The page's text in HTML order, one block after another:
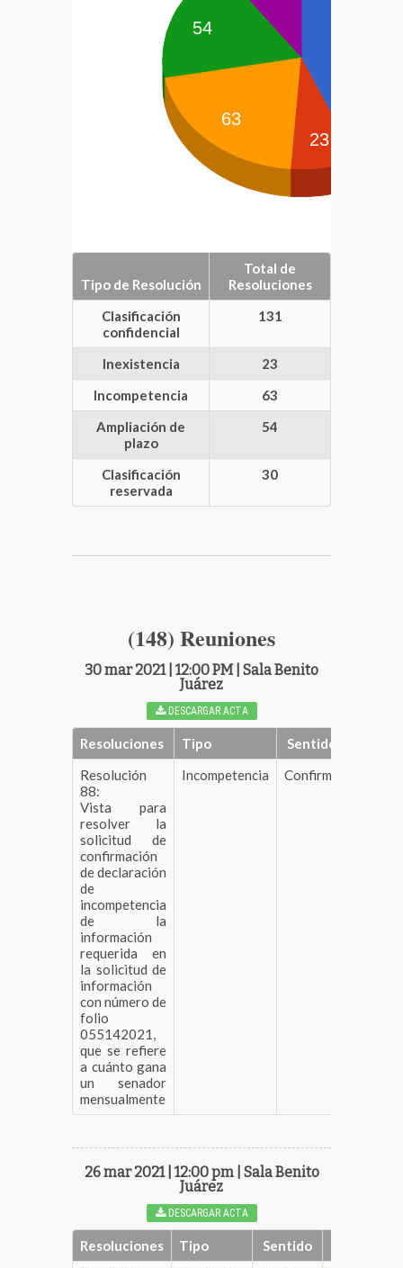
54
63
23
Tipo de Resolución
Total de
Resoluciones
Clasificación
confidencial
131
Inexistencia
23
Incompetencia
63
Ampliación de
plazo
54
Clasificación
reservada
30
(148) Reuniones
30 mar 2021 | 12:00 PM | Sala Benito
Juárez
DESCARGAR ACTA
Resoluciones Tipo
Sentido
Resolución
88:
Vista para
resolver la
solicitud de
confirmación
de declaración
de
incompetencia
de la
información
requerida en
la solicitud de
información
con número de
folio
055142021,
que se refiere
a cuánto gana
un senador
mensualmente
Incompetencia Confirma
26 mar 2021 | 12:00 pm | Sala Benito
Juárez
DESCARGAR ACTA
Resoluciones Tipo
Sentido